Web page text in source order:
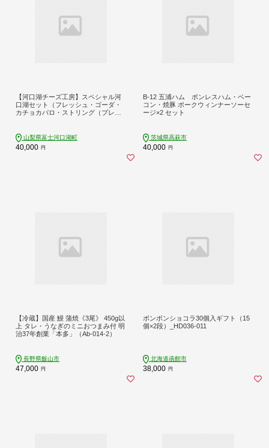
【河口湖チーズ工房】スペシャル河
口湖セット（フレッシュ・ゴーダ・
カチョカバロ・ストリング（プレー
山梨県富士河口湖町
40,000 円
B-12 五浦ハム ボンレスハム・ベー
コン・焼豚 ポークウィンナーソーセ
ージ×2 セット
茨城県高萩市
40,000 円
【冷蔵】国産 鰻 蒲焼《3尾》 450g以
上 タレ・うなぎのミニおつまみ付 明
治37年創業「本多」（Ab-014-2）
長野県飯山市
47,000 円
ボンボンショコラ30個入ギフト（15
個×2段）_HD036-011
北海道函館市
38,000 円